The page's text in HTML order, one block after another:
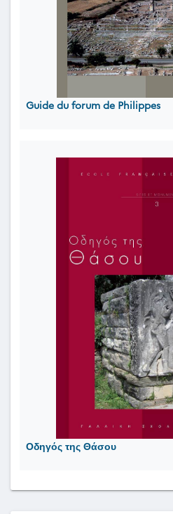
Guide du forum de Philippes
Οδηγός της Θάσου